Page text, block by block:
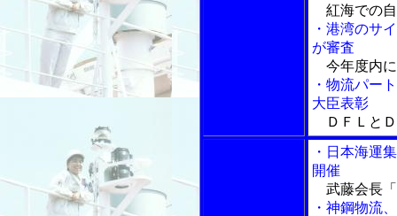
紅海での
・港湾のサ
が審査
今年度内
・物流パー
大臣表彰
ＤＦＬと
・日本海運
開催
武藤会長「
・神鋼物流